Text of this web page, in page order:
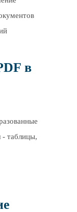
в
- таблицы,